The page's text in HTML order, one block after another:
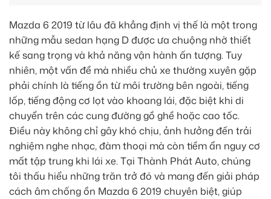
Mazda 6 2019 từ lâu đã khẳng định vị thế là một trong
những mẫu sedan hạng D được ưa chuộng nhờ thiết
kế sang trọng và khả năng vận hành ấn tượng. Tuy
nhiên, một vấn đề mà nhiều chủ xe thường xuyên gặp
phải chính là tiếng ồn từ môi trường bên ngoài, tiếng
lốp, tiếng động cơ lọt vào khoang lái, đặc biệt khi di
chuyển trên các cung đường gồ ghề hoặc cao tốc.
Điều này không chỉ gây khó chịu, ảnh hưởng đến trải
nghiệm nghe nhạc, đàm thoại mà còn tiềm ẩn nguy cơ
mất tập trung khi lái xe. Tại Thành Phát Auto, chúng
tôi thấu hiểu những trăn trở đó và mang đến giải pháp
cách âm chống ồn Mazda 6 2019 chuyên biệt, giúp